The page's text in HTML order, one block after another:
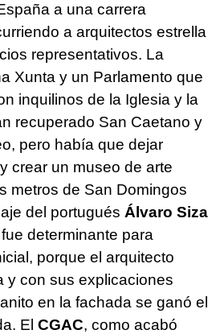
a una carrera
a arquitectos estrella
representativos. La
Xunta y un Parlamento que
inquilinos de la Iglesia y la
recuperado San Caetano y
pero había que dejar
crear un museo de arte
metros de San Domingos
del portugués Álvaro Siza
determinante para
porque el arquitecto
y con sus explicaciones
en la fachada se ganó el
El CGAC, como acabó